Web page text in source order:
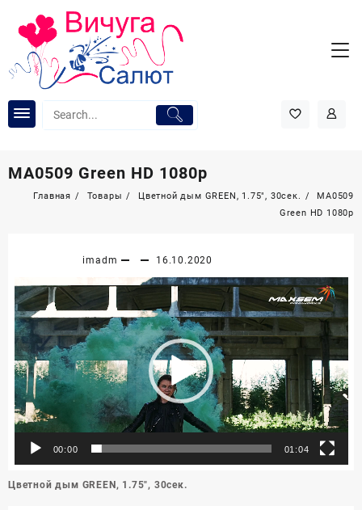
содержимому
MA0509 Green HD 1080p
Главная Товары Цветной дым GREEN, 1.75″, 30сек.
MA0509
Green HD 1080p
imadm 16.10.2020
Видеоплеер
00:00 01:04
Навигация
Цветной дым GREEN, 1.75″, 30сек.